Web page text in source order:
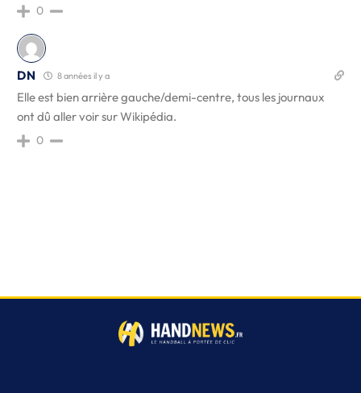
0
DN 8 années il y a
Elle est bien arrière gauche/demi-centre, tous les journaux
ont dû aller voir sur Wikipédia.
0